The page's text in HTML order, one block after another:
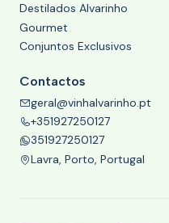
Destilados Alvarinho
Gourmet
Conjuntos Exclusivos
Contactos
geral@vinhalvarinho.pt
+351927250127
351927250127
Lavra, Porto, Portugal